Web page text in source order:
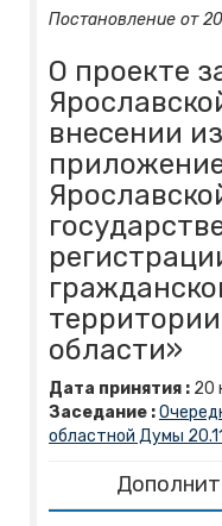
Постановление от
О проекте
внесении
области»
Дата принятия : 20
Заседание :
областной Думы